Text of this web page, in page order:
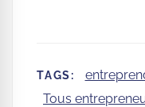
TAGS:
Tous